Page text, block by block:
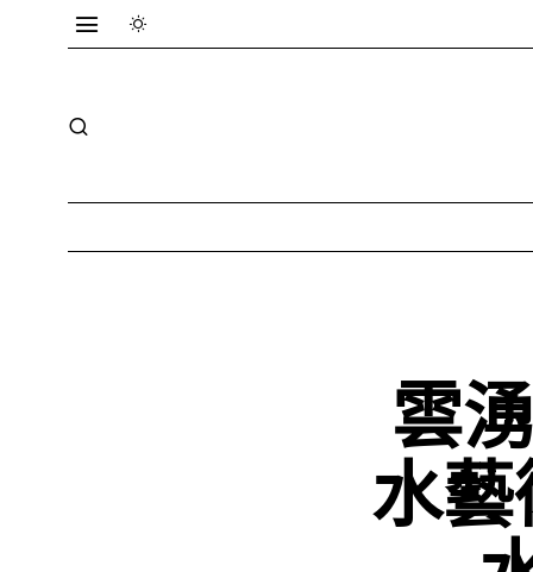
雲
水